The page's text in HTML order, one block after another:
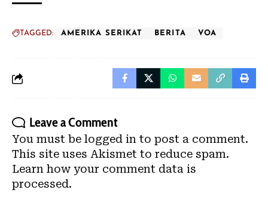
TAGGED: AMERIKA SERIKAT BERITA VOA
Leave a Comment
You must be logged in to post a comment.
This site uses Akismet to reduce spam.
Learn how your comment data is
processed.